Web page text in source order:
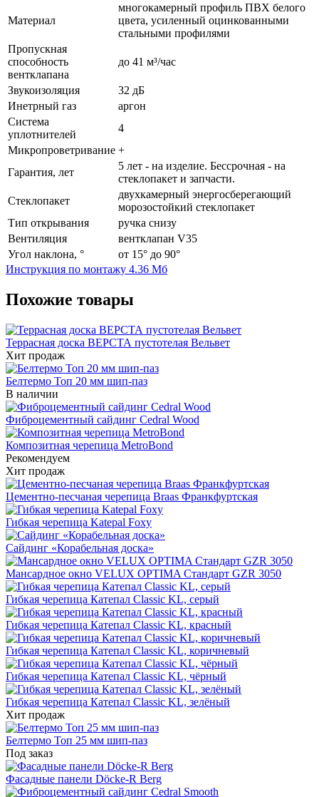
Материал
многокамерный профиль ПВХ белого
цвета, усиленный оцинкованными
стальными профилями
Пропускная
способность
вентклапана
до 41 м³/час
Звукоизоляция
32 дБ
Инетрный газ
аргон
Система
уплотнителей
4
Микропроветривание +
Гарантия, лет
5 лет - на изделие. Бессрочная - на
стеклопакет и запчасти.
Стеклопакет
двухкамерный энергосберегающий
морозостойкий стеклопакет
Тип открывания
ручка снизу
Вентиляция
вентклапан V35
Угол наклона, °
от 15° до 90°
Инструкция по монтажу 4.36 Мб
Похожие товары
Террасная доска ВЕРСТА пустотелая Вельвет
Хит продаж
Белтермо Топ 20 мм шип-паз
В наличии
Фиброцементный сайдинг Cedral Wood
Композитная черепица MetroBond
Рекомендуем
Хит продаж
Цементно-песчаная черепица Braas Франкфуртская
Гибкая черепица Katepal Foxy
Сайдинг «Корабельная доска»
Мансардное окно VELUX OPTIMA Стандарт GZR 3050
Гибкая черепица Катепал Classic KL, серый
Гибкая черепица Катепал Classic KL, красный
Гибкая черепица Катепал Classic KL, коричневый
Гибкая черепица Катепал Classic KL, чёрный
Гибкая черепица Катепал Classic KL, зелёный
Хит продаж
Белтермо Топ 25 мм шип-паз
Под заказ
Фасадные панели Döcke-R Berg